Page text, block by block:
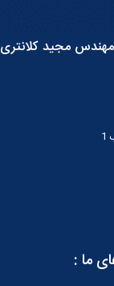
مهندس مجید کلانتری
ما :